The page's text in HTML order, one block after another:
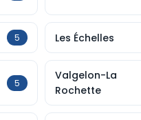
5 Les Échelles
5
Valgelon-La
Rochette